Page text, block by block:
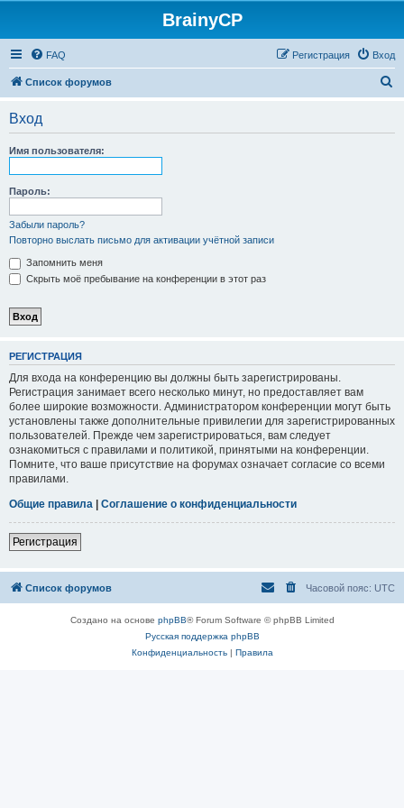
BrainyCP
FAQ Вход
Регистрация
Список форумов
Вход
Имя пользователя:
Пароль:
Забыли пароль?
Повторно выслать письмо для активации учётной записи
Запомнить меня
Скрыть моё пребывание на конференции в этот раз
РЕГИСТРАЦИЯ
Для входа на конференцию вы должны быть зарегистрированы.
Регистрация занимает всего несколько минут, но предоставляет вам
более широкие возможности. Администратором конференции могут быть
установлены также дополнительные привилегии для зарегистрированных
пользователей. Прежде чем зарегистрироваться, вам следует
ознакомиться с правилами и политикой, принятыми на конференции.
Помните, что ваше присутствие на форумах означает согласие со всеми
правилами.
Общие правила | Соглашение о конфиденциальности
Регистрация
Список форумов Часовой пояс: UTC
Создано на основе phpBB® Forum Software © phpBB Limited
Русская поддержка phpBB
Конфиденциальность| Правила